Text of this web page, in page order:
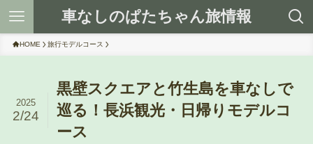
車なしのぱたちゃん旅情報
HOME 旅行モデルコース
黒壁スクエアと竹生島を車なしで
巡る！長浜観光・日帰りモデルコ
ース
2025
2/24